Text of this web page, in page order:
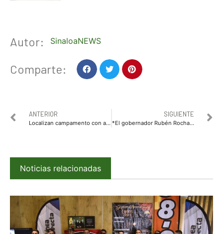
Autor: SinaloaNEWS
Comparte:
ANTERIOR
Localizan campamento con arsenal y explosivos en Cosalá, Sinaloa
SIGUIENTE
*El gobernador Rubén Rocha Moya se reúne con la presidenta Claudia Sheinbaum*
Noticias relacionadas